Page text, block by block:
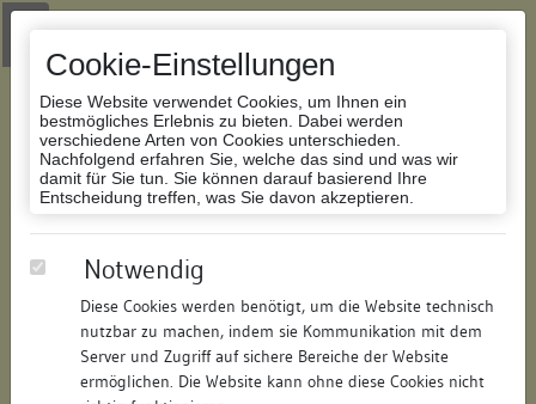
Cookie-Einstellungen
Diese Website verwendet Cookies, um Ihnen ein
bestmögliches Erlebnis zu bieten. Dabei werden
verschiedene Arten von Cookies unterschieden.
Nachfolgend erfahren Sie, welche das sind und was wir
damit für Sie tun. Sie können darauf basierend Ihre
Entscheidung treffen, was Sie davon akzeptieren.
Notwendig
Diese Cookies werden benötigt, um die Website technisch
nutzbar zu machen, indem sie Kommunikation mit dem
Server und Zugriff auf sichere Bereiche der Website
ermöglichen. Die Website kann ohne diese Cookies nicht
Zur Navigation springen
Zum Inhalt der Website springen
Datenbank Bauforschung/Restaurierung
173073735819/Datum:29.04.2015
Datenbestand:
Bauforschung
Als PDF herunterladen: